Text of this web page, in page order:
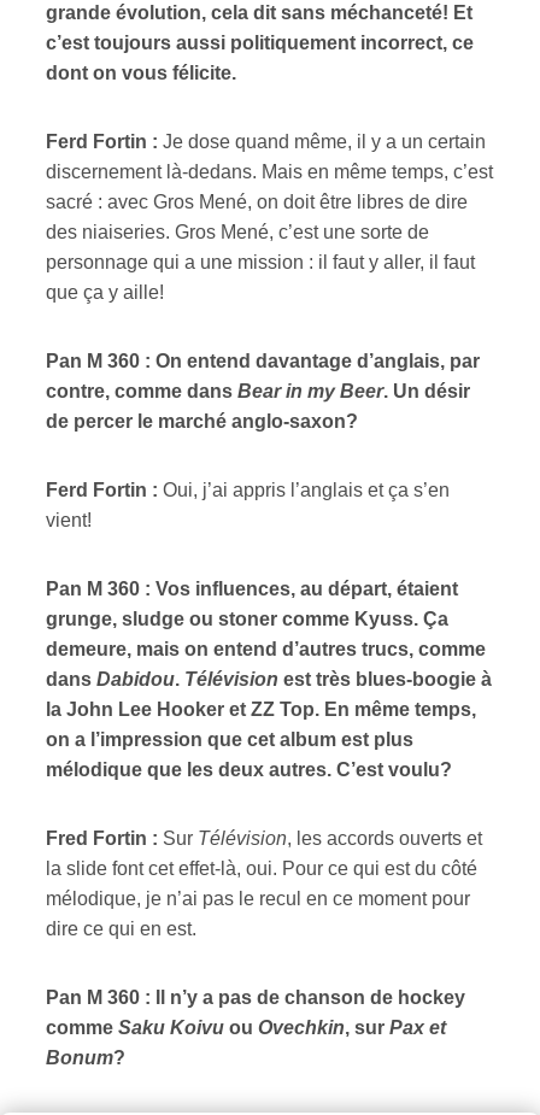
grande évolution, cela dit sans méchanceté! Et
c’est toujours aussi politiquement incorrect, ce
dont on vous félicite.
Ferd Fortin : Je dose quand même, il y a un certain
discernement là-dedans. Mais en même temps, c’est
sacré : avec Gros Mené, on doit être libres de dire
des niaiseries. Gros Mené, c’est une sorte de
personnage qui a une mission : il faut y aller, il faut
que ça y aille!
Pan M 360 : On entend davantage d’anglais, par
contre, comme dans Bear in my Beer. Un désir
de percer le marché anglo-saxon?
Ferd Fortin : Oui, j’ai appris l’anglais et ça s’en
vient!
Pan M 360 : Vos influences, au départ, étaient
grunge, sludge ou stoner comme Kyuss. Ça
demeure, mais on entend d’autres trucs, comme
dans Dabidou. Télévision est très blues-boogie à
la John Lee Hooker et ZZ Top. En même temps,
on a l’impression que cet album est plus
mélodique que les deux autres. C’est voulu?
Fred Fortin : Sur Télévision, les accords ouverts et
la slide font cet effet-là, oui. Pour ce qui est du côté
mélodique, je n’ai pas le recul en ce moment pour
dire ce qui en est.
Pan M 360 : Il n’y a pas de chanson de hockey
comme Saku Koivu ou Ovechkin, sur Pax et
Bonum?